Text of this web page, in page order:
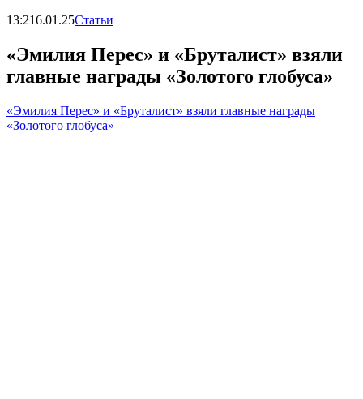
13:216.01.25Статьи
«Эмилия Перес» и «Бруталист» взяли
главные награды «Золотого глобуса»
«Эмилия Перес» и «Бруталист» взяли главные награды
«Золотого глобуса»